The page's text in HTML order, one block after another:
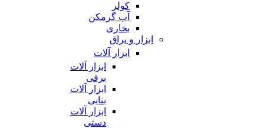
کولر
آب گرمکن
بخاری
ابزار و یراق
ابزار آلات
ابزار آلات
برقی
ابزار آلات
بنایی
ابزار آلات
دستی